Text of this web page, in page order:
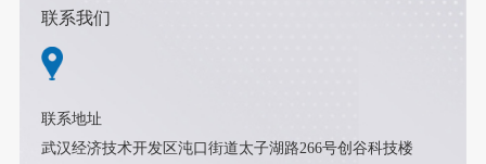
联系我们
联系地址
武汉经济技术开发区沌口街道太子湖路266号创谷科技楼